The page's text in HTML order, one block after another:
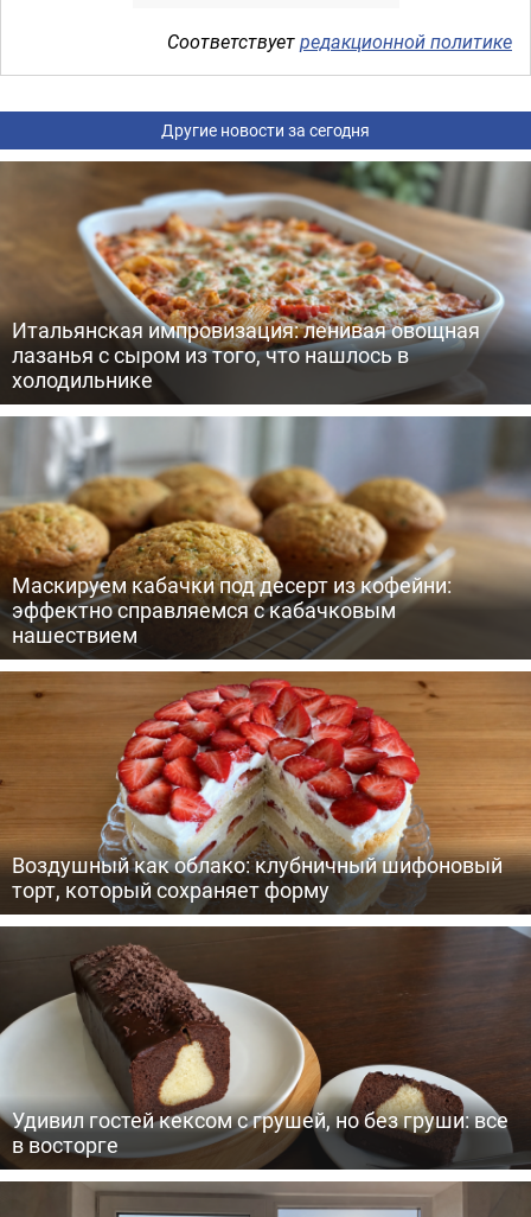
Соответствуетредакционной политике
Другие новости за сегодня
Итальянская импровизация: ленивая овощная
лазанья с сыром из того, что нашлось в
холодильнике
Маскируем кабачки под десерт из кофейни:
эффектно справляемся с кабачковым
нашествием
Воздушный как облако: клубничный шифоновый
торт, который сохраняет форму
Удивил гостей кексом с грушей, но без груши: все
в восторге